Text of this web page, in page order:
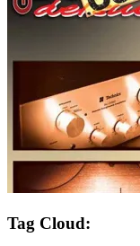
Tag Cloud: